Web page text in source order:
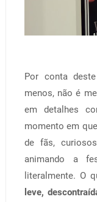
Por conta
menos, não é
em detalhes
momento em
de fãs,
animando a
literalmente. O
leve,